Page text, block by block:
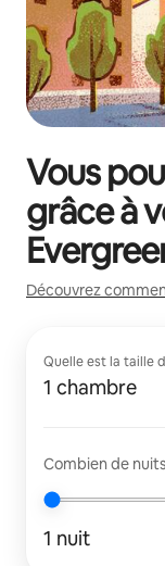
Vous
grâce à
Découvrez
Quelle est la taille
1 chambre
Combien de
1 nuit